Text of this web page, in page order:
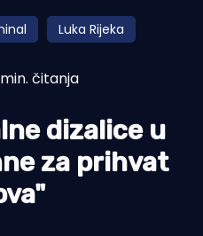
Luka Rijeka
min. čitanja
dizalice u
za prihvat